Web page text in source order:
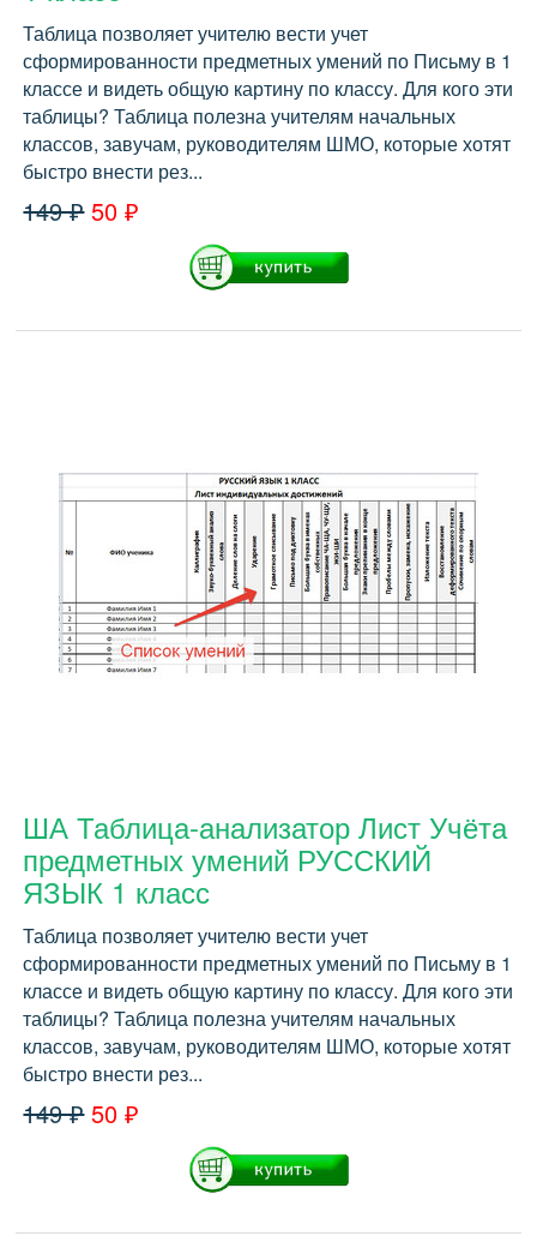
Таблица позволяет учителю вести учет
сформированности предметных умений по Письму в 1
классе и видеть общую картину по классу. Для кого эти
таблицы? Таблица полезна учителям начальных
классов, завучам, руководителям ШМО, которые хотят
быстро внести рез...
149 ₽ 50 ₽
ША Таблица-анализатор Лист Учёта
предметных умений РУССКИЙ
ЯЗЫК 1 класс
Таблица позволяет учителю вести учет
сформированности предметных умений по Письму в 1
классе и видеть общую картину по классу. Для кого эти
таблицы? Таблица полезна учителям начальных
классов, завучам, руководителям ШМО, которые хотят
быстро внести рез...
149 ₽ 50 ₽